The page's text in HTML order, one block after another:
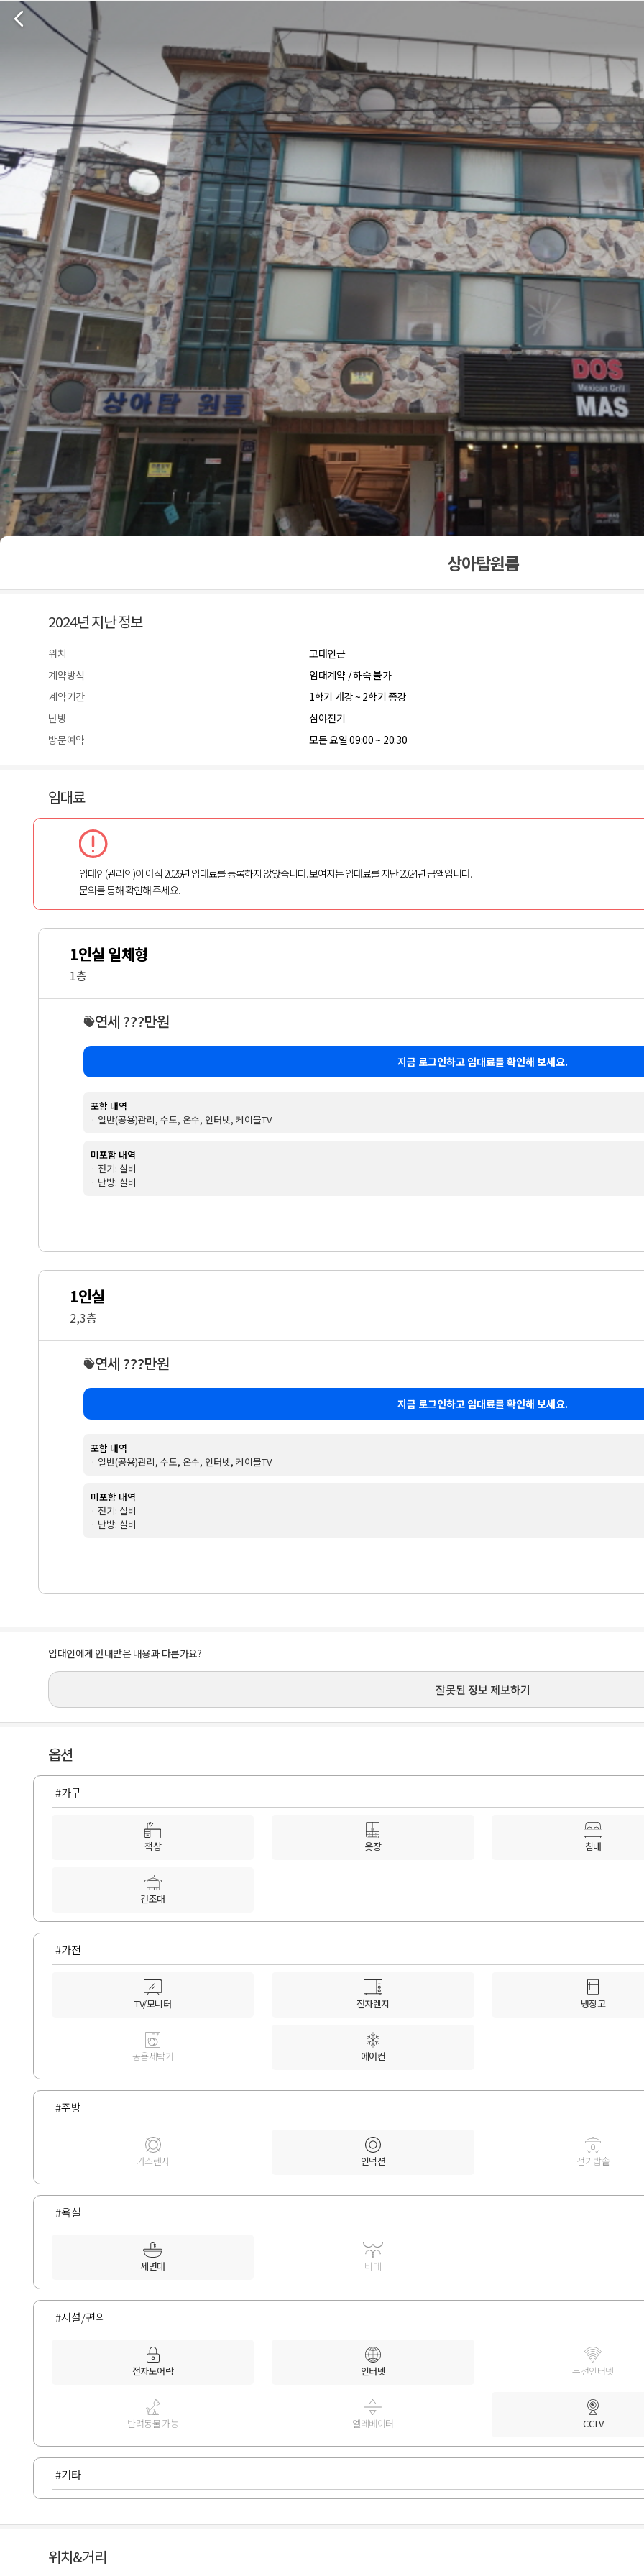
상아탑원룸
2024년 지난 정보
위치
고대인근
계약방식
임대계약 / 하숙 불가
계약기간
1학기 개강 ~ 2학기 종강
난방
심야전기
방문예약
모든 요일 09:00 ~ 20:30
임대료
임대인(관리인)이 아직 2026년 임대료를 등록하지 않았습니다. 보여지는 임대료를 지난 2024년 금액입니다.
문의를 통해 확인해 주세요.
1인실 일체형
1층
연세 ???만원
지금 로그인하고 임대료를 확인해 보세요.
포함 내역
· 일반(공용)관리, 수도, 온수, 인터넷, 케이블TV
미포함 내역
· 전기: 실비
· 난방: 실비
1인실
2,3층
연세 ???만원
지금 로그인하고 임대료를 확인해 보세요.
포함 내역
· 일반(공용)관리, 수도, 온수, 인터넷, 케이블TV
미포함 내역
· 전기: 실비
· 난방: 실비
임대인에게 안내받은 내용과 다른가요?
잘못된 정보 제보하기
옵션
#가구
책상 옷장 침대
건조대
#가전
TV/모니터 전자렌지 냉장고
공용세탁기 에어컨
#주방
가스렌지 인덕션 전기밥솥
#욕실
세면대 비데
#시설/편의
전자도어락 인터넷 무선인터넷
반려동물 가능 엘레베이터 CCTV
#기타
위치&거리